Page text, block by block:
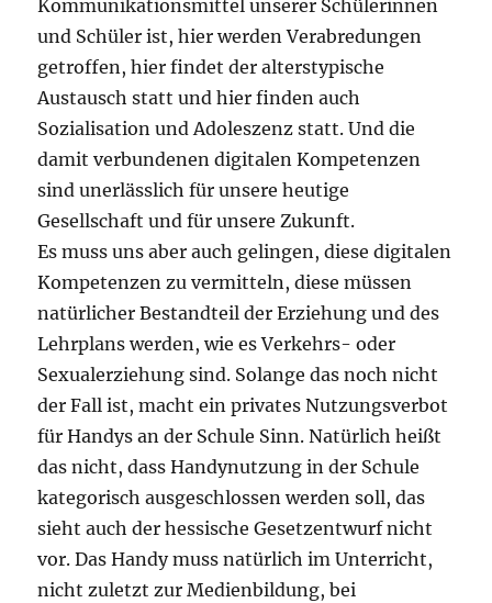
Kommunikationsmittel unserer Schülerinnen
und Schüler ist, hier werden Verabredungen
getroffen, hier findet der alterstypische
Austausch statt und hier finden auch
Sozialisation und Adoleszenz statt. Und die
damit verbundenen digitalen Kompetenzen
sind unerlässlich für unsere heutige
Gesellschaft und für unsere Zukunft.
Es muss uns aber auch gelingen, diese digitalen
Kompetenzen zu vermitteln, diese müssen
natürlicher Bestandteil der Erziehung und des
Lehrplans werden, wie es Verkehrs- oder
Sexualerziehung sind. Solange das noch nicht
der Fall ist, macht ein privates Nutzungsverbot
für Handys an der Schule Sinn. Natürlich heißt
das nicht, dass Handynutzung in der Schule
kategorisch ausgeschlossen werden soll, das
sieht auch der hessische Gesetzentwurf nicht
vor. Das Handy muss natürlich im Unterricht,
nicht zuletzt zur Medienbildung, bei